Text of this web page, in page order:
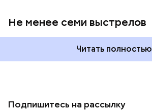
Не менее семи выстрелов
Читать полностью
Подпишитесь на рассылку